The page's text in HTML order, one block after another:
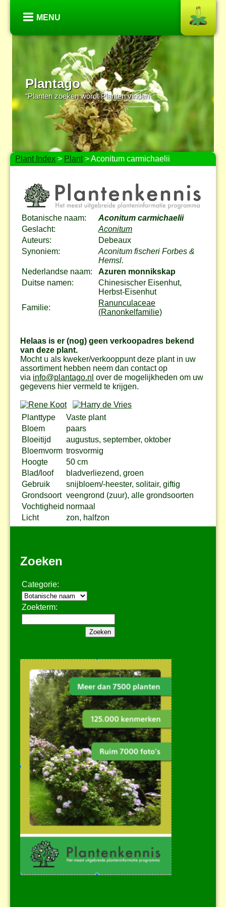
MENU
Plantago
“Planten zoeken wordt Planten vinden”
Plant Index > Plant> Aconitum carmichaelii
Botanische naam:
Aconitum carmichaelii
Geslacht:
Aconitum
Auteurs:
Debeaux
Synoniem:
Aconitum fischeri Forbes &
Hemsl.
Nederlandse naam:
Azuren monnikskap
Duitse namen:
Chinesischer Eisenhut,
Herbst-Eisenhut
Familie:
Ranunculaceae
(Ranonkelfamilie)
Helaas is er (nog) geen verkoopadres bekend
van deze plant.
Mocht u als kweker/verkooppunt deze plant in uw
assortiment hebben neem dan contact op
via info@plantago.nl over de mogelijkheden om uw
gegevens hier vermeld te krijgen.
Planttype
Vaste plant
Bloem
paars
Bloeitijd
augustus, september, oktober
Bloemvorm trosvormig
Hoogte
50 cm
Blad/loof
bladverliezend, groen
Gebruik
snijbloem/-heester, solitair, giftig
Grondsoort veengrond (zuur), alle grondsoorten
Vochtigheid normaal
Licht
zon, halfzon
Zoeken
Categorie:
Zoekterm: